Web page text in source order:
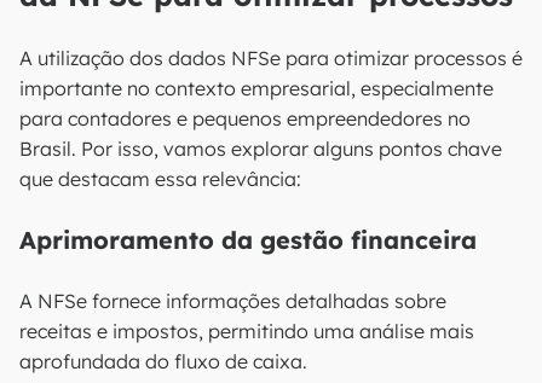
A utilização dos dados NFSe para otimizar processos é
importante no contexto empresarial, especialmente
para contadores e pequenos empreendedores no
Brasil. Por isso, vamos explorar alguns pontos chave
que destacam essa relevância:
Aprimoramento da gestão financeira
A NFSe fornece informações detalhadas sobre
receitas e impostos, permitindo uma análise mais
aprofundada do fluxo de caixa.